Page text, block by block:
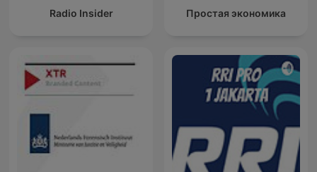
Radio Insider Простая экономика